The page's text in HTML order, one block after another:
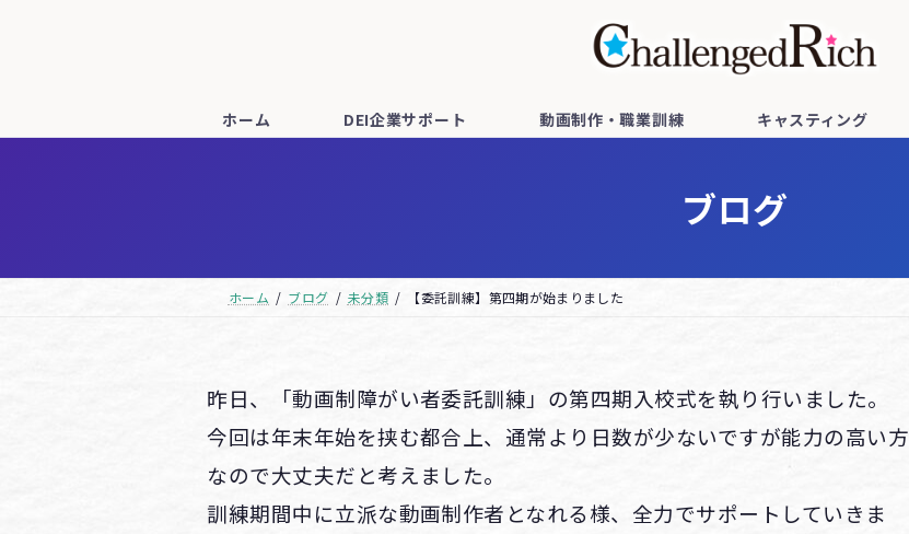
ツ
ッ
シ
移
ホーム DEI企業サポート 動画制作・職業訓練 キャスティング
ブログ
ホーム ブログ 未分類 【委託訓練】第四期が始まりました
昨日、「動画制障がい者委託訓練」の第四期入校式を執り行いました。
今回は年末年始を挟む都合上、通常より日数が少ないですが能力の高い方
なので大丈夫だと考えました。
訓練期間中に立派な動画制作者となれる様、全力でサポートしていきま